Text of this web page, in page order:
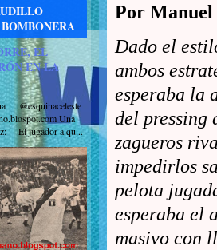
Por
Dado el
ambos
esperaba la
del pressing
zagueros
impedirlos
pelota
esperaba el
masivo con
EL
EN LA
@esquinaceleste
Una
—El jugador a qu...